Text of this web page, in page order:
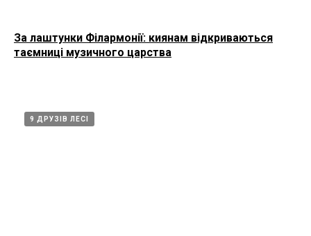
За лаштунки Філармонії: киянам відкриваються
таємниці музичного царства
9 ДРУЗІВ ЛЕСІ